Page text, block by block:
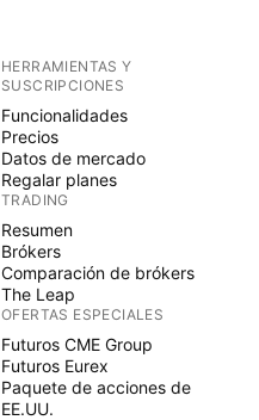
HERRAMIENTAS Y
SUSCRIPCIONES
Funcionalidades
Precios
Datos de mercado
Regalar planes
TRADING
Resumen
Brókers
Comparación de brókers
The Leap
OFERTAS ESPECIALES
Futuros CME Group
Futuros Eurex
Paquete de acciones de
EE.UU.